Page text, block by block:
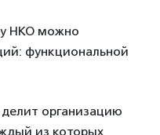
НКО можно
функциональной
организацию
из которых